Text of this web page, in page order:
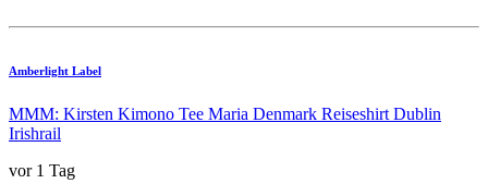
Amberlight Label
MMM: Kirsten Kimono Tee Maria Denmark Reiseshirt Dublin
Irishrail
vor 1 Tag